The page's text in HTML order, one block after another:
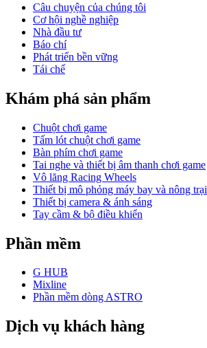
Câu chuyện của chúng tôi
Cơ hội nghề nghiệp
Nhà đầu tư
Báo chí
Phát triển bền vững
Tái chế
Khám phá sản phẩm
Chuột chơi game
Tấm lót chuột chơi game
Bàn phím chơi game
Tai nghe và thiết bị âm thanh chơi game
Vô lăng Racing Wheels
Thiết bị mô phỏng máy bay và nông trại
Thiết bị camera & ánh sáng
Tay cầm & bộ điều khiển
Phần mềm
G HUB
Mixline
Phần mềm dòng ASTRO
Dịch vụ khách hàng